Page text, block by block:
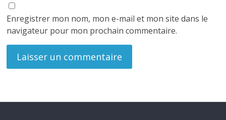
Enregistrer mon nom, mon e-mail et mon site dans le
navigateur pour mon prochain commentaire.